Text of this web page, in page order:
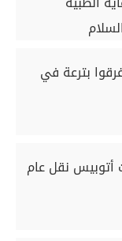
بترعة في
نقل عام